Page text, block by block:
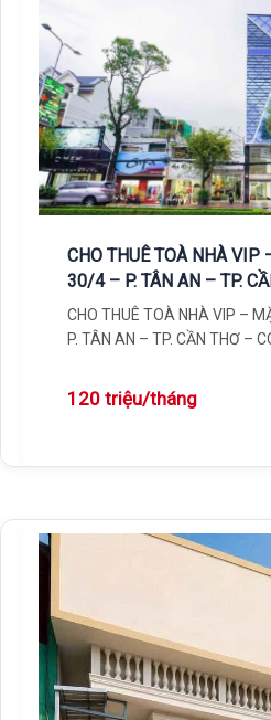
CHO THUÊ TOÀ NHÀ VIP
30/4 – P. TÂN AN – TP.
MÁY | 120 TRIỆU/ THÁNG
CHO THUÊ TOÀ NHÀ VIP –
P. TÂN AN – TP. CẦN THƠ –
120 triệu/tháng